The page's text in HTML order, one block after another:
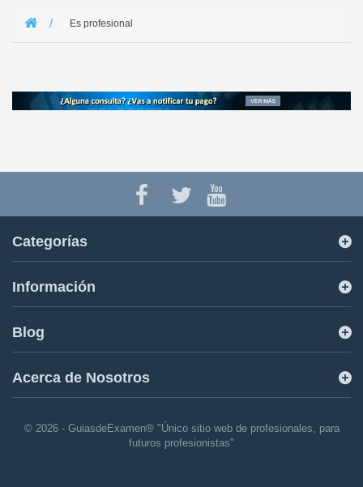
Es profesional
Categorías
Información
© 2026 - GuiasdeExamen® "Único sitio web de profesionales, para
futuros profesionistas"
Blog
Acerca de Nosotros